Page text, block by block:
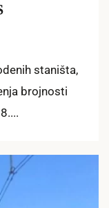
staništa,
brojnosti